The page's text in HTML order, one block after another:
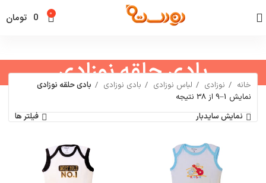
0
0 تومان
بادی حلقه نوزادی خانه نوزادی لباس نوزادی بادی نوزادی
بادی حلقه نوزادی
نمایش 1–9 از 38 نتیجه
نمایش سایدبار
فیلتر ها